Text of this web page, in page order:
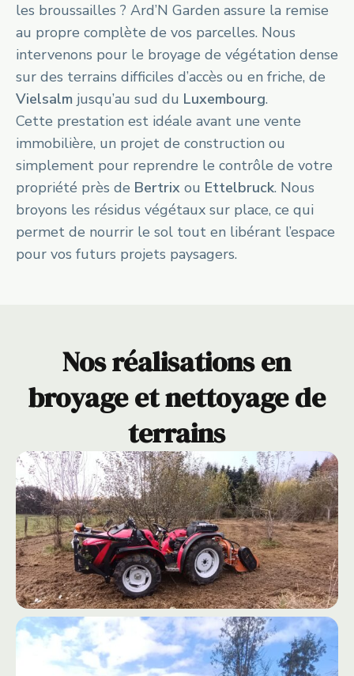
les broussailles ? Ard’N Garden assure la remise
au propre complète de vos parcelles. Nous
intervenons pour le broyage de végétation dense
sur des terrains difficiles d’accès ou en friche, de
Vielsalm jusqu’au sud du Luxembourg.
Cette prestation est idéale avant une vente
immobilière, un projet de construction ou
simplement pour reprendre le contrôle de votre
propriété près de Bertrix ou Ettelbruck. Nous
broyons les résidus végétaux sur place, ce qui
permet de nourrir le sol tout en libérant l’espace
pour vos futurs projets paysagers.
Nos réalisations en
broyage et nettoyage de
terrains